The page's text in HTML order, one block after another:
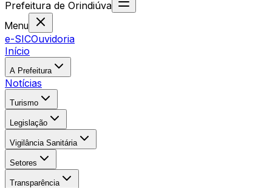
Prefeitura de Orindiúva
Menu
e-SICOuvidoria
Início
A Prefeitura
Notícias
Turismo
Legislação
Vigilância Sanitária
Setores
Transparência